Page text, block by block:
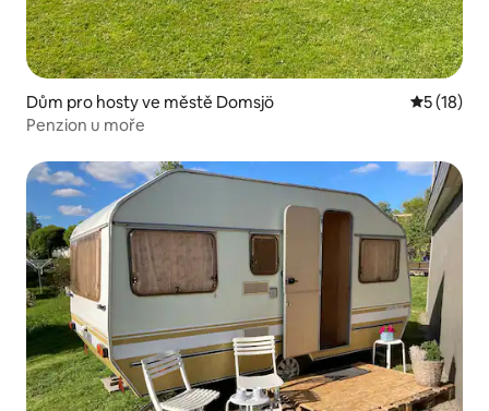
Dům pro hosty ve městě Domsjö Průměrné
5 (18)
Penzion u moře